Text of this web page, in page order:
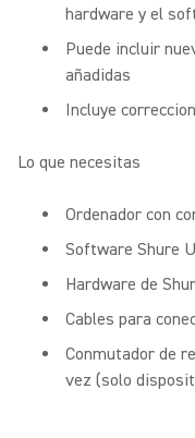
hardware y el
Puede incluir
añadidas
Incluye
Lo que necesitas
Ordenador con
Software Shure
Hardware de
Cables para
Conmutador de
vez (solo